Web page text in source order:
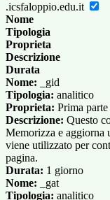
.icsfaloppio.edu.it
Nome
Tipologia
Proprieta
Descrizione
Durata
Nome: _gid
Tipologia: analitico
Proprieta: Prima parte
Descrizione: Questo
Memorizza e aggiorna
viene utilizzato per
pagina.
Durata: 1 giorno
Nome: _gat
Tipologia: analitico